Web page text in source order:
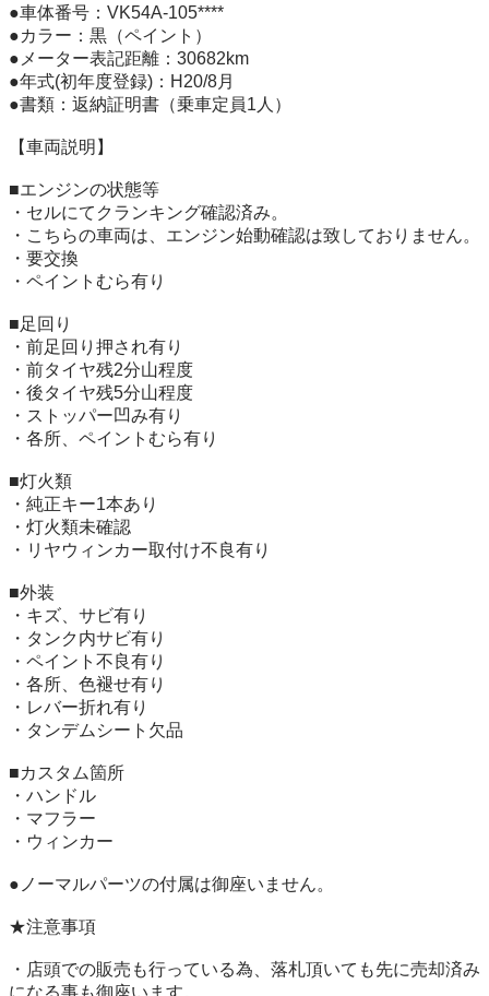
●車体番号：VK54A-105****
●カラー：黒（ペイント）
●メーター表記距離：30682km
●年式(初年度登録)：H20/8月
●書類：返納証明書（乗車定員1人）
【車両説明】
■エンジンの状態等
・セルにてクランキング確認済み。
・こちらの車両は、エンジン始動確認は致しておりません。
・要交換
・ペイントむら有り
■足回り
・前足回り押され有り
・前タイヤ残2分山程度
・後タイヤ残5分山程度
・ストッパー凹み有り
・各所、ペイントむら有り
■灯火類
・純正キー1本あり
・灯火類未確認
・リヤウィンカー取付け不良有り
■外装
・キズ、サビ有り
・タンク内サビ有り
・ペイント不良有り
・各所、色褪せ有り
・レバー折れ有り
・タンデムシート欠品
■カスタム箇所
・ハンドル
・マフラー
・ウィンカー
●ノーマルパーツの付属は御座いません。
★注意事項
・店頭での販売も行っている為、落札頂いても先に売却済み
になる事も御座います。